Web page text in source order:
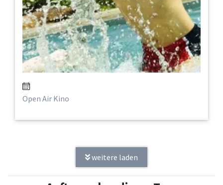
Open Air Kino
weitere laden